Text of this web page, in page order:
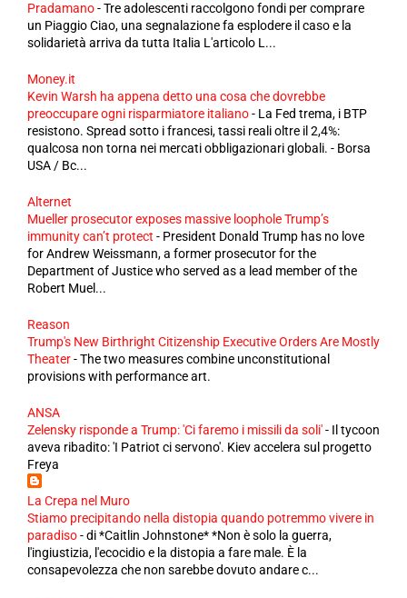
Pradamano-Tre adolescenti raccolgono fondi per comprare
un Piaggio Ciao, una segnalazione fa esplodere il caso e la
solidarietà arriva da tutta Italia L'articolo L...
Money.it
Kevin Warsh ha appena detto una cosa che dovrebbe
preoccupare ogni risparmiatore italiano- La Fed trema, i BTP
resistono. Spread sotto i francesi, tassi reali oltre il 2,4%:
qualcosa non torna nei mercati obbligazionari globali. - Borsa
USA / Bc...
Alternet
Mueller prosecutor exposes massive loophole Trump’s
immunity can’t protect - President Donald Trump has no love
for Andrew Weissmann, a former prosecutor for the
Department of Justice who served as a lead member of the
Robert Muel...
Reason
Trump's New Birthright Citizenship Executive Orders Are Mostly
Theater-The two measures combine unconstitutional
provisions with performance art.
ANSA
Zelensky risponde a Trump: 'Ci faremo i missili da soli'- Il tycoon
aveva ribadito: 'I Patriot ci servono'. Kiev accelera sul progetto
Freya
La Crepa nel Muro
Stiamo precipitando nella distopia quando potremmo vivere in
paradiso-di *Caitlin Johnstone* *Non è solo la guerra,
l'ingiustizia, l'ecocidio e la distopia a fare male. È la
consapevolezza che non sarebbe dovuto andare c...